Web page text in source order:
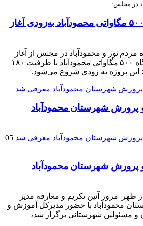
در مجلس:
فاز نخست نیروگاه ۵۰۰ مگاواتی محمودآباد به‌زودی آغاز
مردم نور و محمودآباد در مجلس از آغاز
اجرای فاز نخست نیروگاه ۵۰۰ مگاواتی محمودآباد با ظرفیت ۱۸۰
این پروژه به زودی شروع می‌شود.
پرورش شهرستان محمودآباد
05
پرورش شهرستان محمودآباد
ظهر امروز آئین تکریم و معارفه مدیر
محمودآباد با حضور مدیرکل آموزش و
و مسئولین شهرستانی برگزار شد،